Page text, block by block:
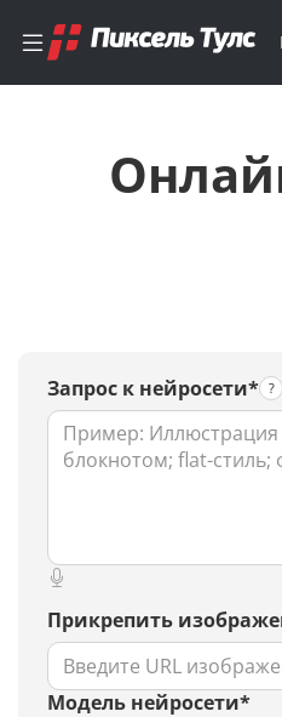
Запрос к нейросети*
Прикрепить
Модель нейросети*